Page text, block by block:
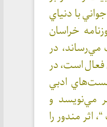
با دنياي
خراسان
در
است، در
ادبي
مي‌نويسد و
اثر مندور را